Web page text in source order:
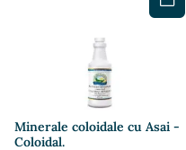
Minerale coloidale cu Asai -
Coloidal.